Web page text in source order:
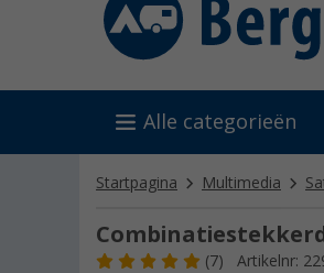
Alle categorieën
Startpagina Multimedia
(7) Artikelnr: